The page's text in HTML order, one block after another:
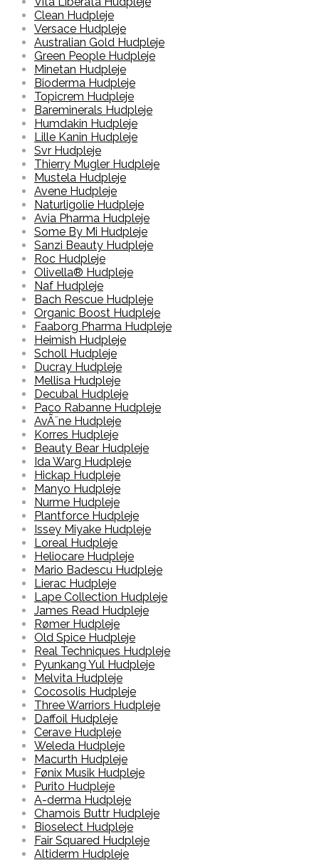
Clean Hudpleje
Versace Hudpleje
Australian Gold Hudpleje
Green People Hudpleje
Minetan Hudpleje
Bioderma Hudpleje
Topicrem Hudpleje
Bareminerals Hudpleje
Humdakin Hudpleje
Lille Kanin Hudpleje
Svr Hudpleje
Thierry Mugler Hudpleje
Mustela Hudpleje
Avene Hudpleje
Naturligolie Hudpleje
Avia Pharma Hudpleje
Some By Mi Hudpleje
Sanzi Beauty Hudpleje
Roc Hudpleje
Olivella® Hudpleje
Naf Hudpleje
Bach Rescue Hudpleje
Organic Boost Hudpleje
Faaborg Pharma Hudpleje
Heimish Hudpleje
Scholl Hudpleje
Ducray Hudpleje
Mellisa Hudpleje
Decubal Hudpleje
Paco Rabanne Hudpleje
AvÃ¨ne Hudpleje
Korres Hudpleje
Beauty Bear Hudpleje
Ida Warg Hudpleje
Hickap Hudpleje
Manyo Hudpleje
Nurme Hudpleje
Plantforce Hudpleje
Issey Miyake Hudpleje
Loreal Hudpleje
Heliocare Hudpleje
Mario Badescu Hudpleje
Lierac Hudpleje
Lape Collection Hudpleje
James Read Hudpleje
Rømer Hudpleje
Old Spice Hudpleje
Real Techniques Hudpleje
Pyunkang Yul Hudpleje
Melvita Hudpleje
Cocosolis Hudpleje
Three Warriors Hudpleje
Daffoil Hudpleje
Cerave Hudpleje
Weleda Hudpleje
Macurth Hudpleje
Fønix Musik Hudpleje
Purito Hudpleje
A-derma Hudpleje
Chamois Buttr Hudpleje
Bioselect Hudpleje
Fair Squared Hudpleje
Altiderm Hudpleje